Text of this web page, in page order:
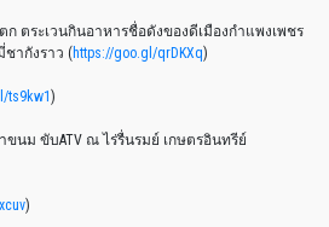
ตระเวนกินอาหารชื่อดังของดีเมืองกำแพงเพชร
ชากังราว (https://goo.gl/qrDKXq)
ts9kw1)
ขนม ขับATV ณ ไร่รื่นรมย์ เกษตรอินทรีย์
)